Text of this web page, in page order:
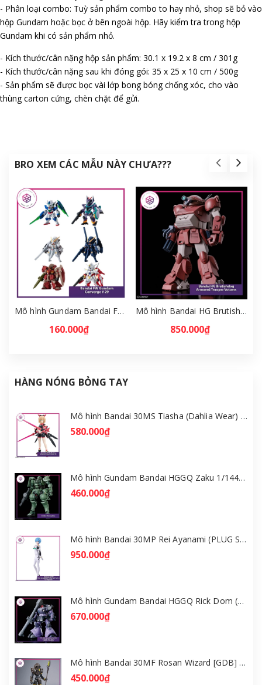
- Phân loại combo: Tuỳ sản phẩm combo to hay nhỏ, shop sẽ bỏ vào
hộp Gundam hoặc bọc ở bên ngoài hộp. Hãy kiểm tra trong hộp
Gundam khi có sản phẩm nhỏ.
- Kích thước/cân nặng hộp sản phẩm: 30.1 x 19.2 x 8 cm / 301g
- Kích thước/cân nặng sau khi đóng gói: 35 x 25 x 10 cm / 500g
- Sản phẩm sẽ được bọc vài lớp bong bóng chống xóc, cho vào
thùng carton cứng, chèn chặt để gửi.
BRO XEM CÁC MẪU NÀY CHƯA???
Mô hình Gundam Bandai FW Gundam Converge # 29 Full Set [GDB] [FCH]
160.000₫
Mô hình Bandai HG Brutishdog - Armored Trooper Votoms [GDB] [BHG]
850.000₫
HÀNG NÓNG BỎNG TAY
Mô hình Bandai 30MS Tiasha (Dahlia Wear) [Color B] [GDB] [30MS]
580.000₫
Mô hình Gundam Bandai HGGQ Zaku 1/144 – MSG GQuuuuuuX [GDB] [BHG]
460.000₫
Mô hình Bandai 30MP Rei Ayanami (PLUG SUIT Ver.) – Evangelion [GDB] [30MP]
950.000₫
Mô hình Gundam Bandai HGGQ Rick Dom (Gaia / Ortega) 1/144 [GDB] [BHG]
670.000₫
Mô hình Bandai 30MF Rosan Wizard [GDB] [30MF]
450.000₫